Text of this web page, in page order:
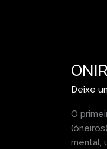
Deixe
O
mental,
DA
ALMA
NO